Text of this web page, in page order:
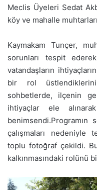
Meclis Üyeleri Sedat
köy ve mahalle muhtarları
Kaymakam Tunçer,
sorunları tespit
vatandaşların
bir rol
sohbetlerde, ilçenin
ihtiyaçlar ele
çalışmaları nedeniyle
toplu fotoğraf çekildi.
kalkınmasındaki rolünü